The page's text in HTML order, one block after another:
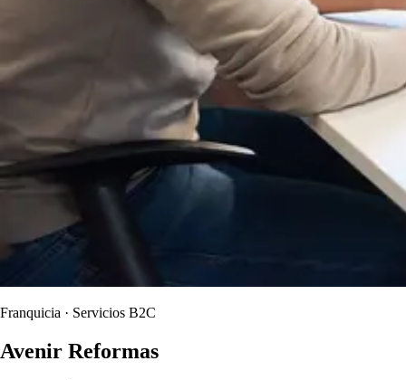
Franquicia · Servicios B2C
Avenir Reformas